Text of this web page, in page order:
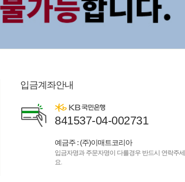
입금계좌안내
841537-04-002731
예금주 : (주)이매트코리아
입금자명과 주문자명이 다를경우 반드시 연락주세
요.